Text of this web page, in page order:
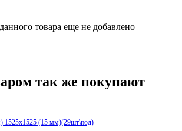
товара еще не добавлено
так же покупают
1525x1525 (15 мм)(29шт\под)